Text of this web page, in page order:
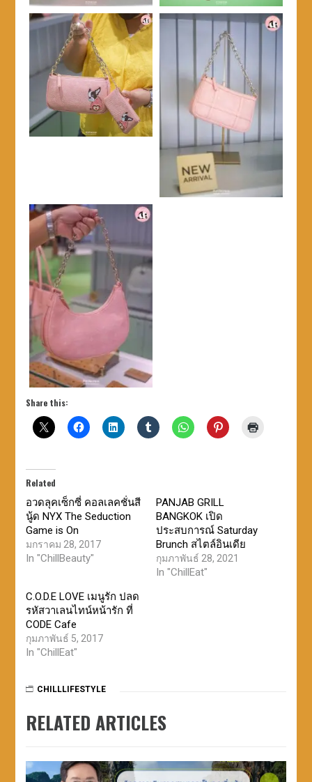
Share this:
Related
อวดลุคเซ็กซี่ คอลเลคชั่นสี
นู้ด NYX The Seduction
Game is On
มกราคม 28, 2017
In "ChillBeauty"
PANJAB GRILL
BANGKOK เปิด
ประสบการณ์ Saturday
Brunch สไตล์อินเดีย
กุมภาพันธ์ 28, 2021
In "ChillEat"
C.O.D.E LOVE เมนูรัก ปลด
รหัสวาเลนไทน์หน้ารัก ที่
CODE Cafe
กุมภาพันธ์ 5, 2017
In "ChillEat"
CHILLLIFESTYLE
RELATED ARTICLES